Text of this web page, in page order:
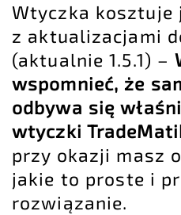
Wtyczka kosztuje
z aktualizacjami
(aktualnie 1.5.1) –
wspomnieć, że
odbywa się
wtyczki
przy okazji masz
jakie to proste i
rozwiązanie.